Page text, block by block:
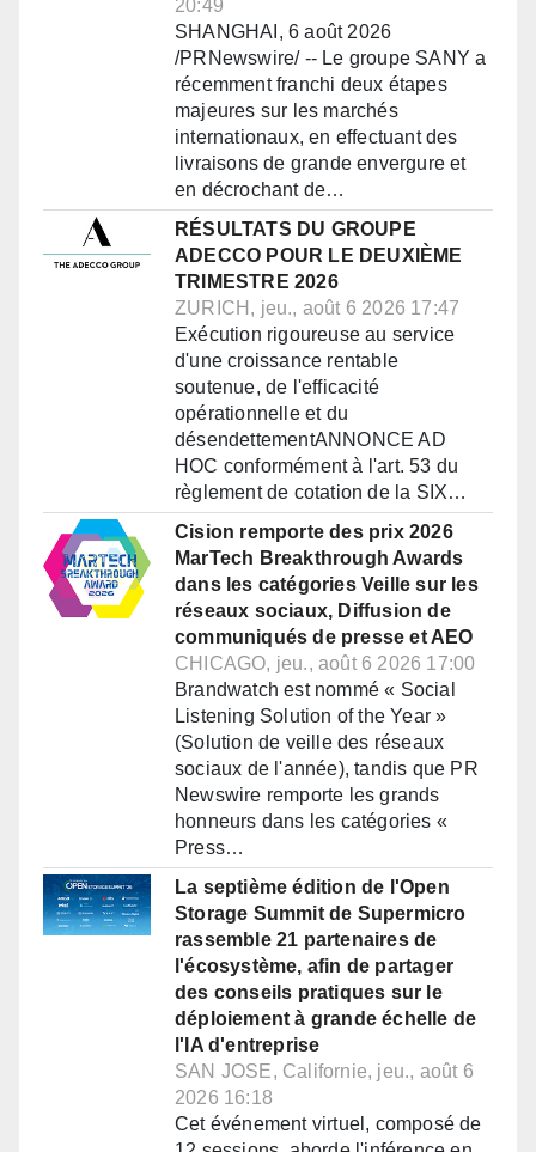
20:49
SHANGHAI, 6 août 2026
/PRNewswire/ -- Le groupe SANY a
récemment franchi deux étapes
majeures sur les marchés
internationaux, en effectuant des
livraisons de grande envergure et
en décrochant de…
RÉSULTATS DU GROUPE
ADECCO POUR LE DEUXIÈME
TRIMESTRE 2026
ZURICH, jeu., août 6 2026 17:47
Exécution rigoureuse au service
d'une croissance rentable
soutenue, de l'efficacité
opérationnelle et du
désendettementANNONCE AD
HOC conformément à l'art. 53 du
règlement de cotation de la SIX…
Cision remporte des prix 2026
MarTech Breakthrough Awards
dans les catégories Veille sur les
réseaux sociaux, Diffusion de
communiqués de presse et AEO
CHICAGO, jeu., août 6 2026 17:00
Brandwatch est nommé « Social
Listening Solution of the Year »
(Solution de veille des réseaux
sociaux de l'année), tandis que PR
Newswire remporte les grands
honneurs dans les catégories «
Press…
La septième édition de l'Open
Storage Summit de Supermicro
rassemble 21 partenaires de
l'écosystème, afin de partager
des conseils pratiques sur le
déploiement à grande échelle de
l'IA d'entreprise
SAN JOSE, Californie, jeu., août 6
2026 16:18
Cet événement virtuel, composé de